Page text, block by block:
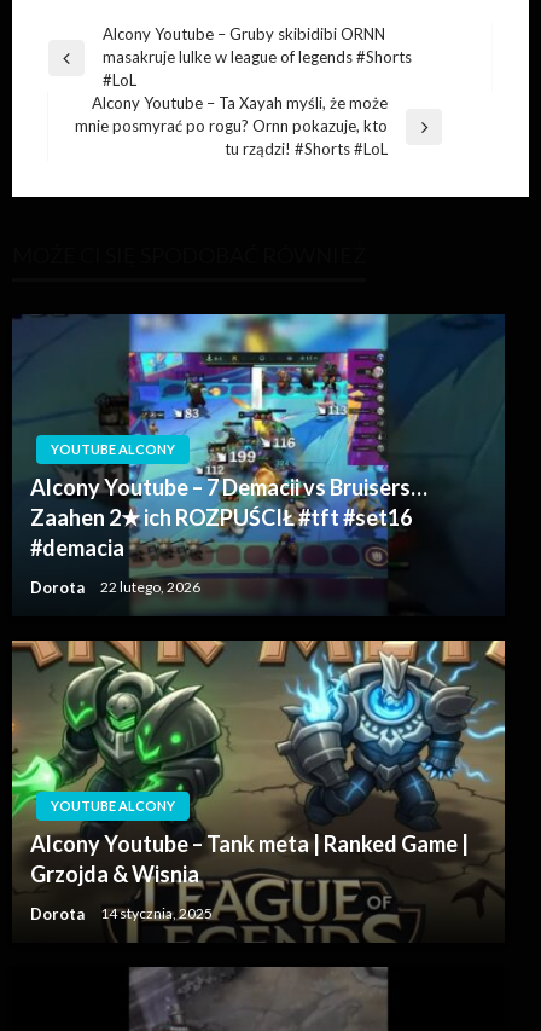
Nawigacja
wpisu
Poprzedni
Alcony Youtube – Gruby skibidibi ORNN
masakruje lulke w league of legends #Shorts
#LoL
Następny
Alcony Youtube – Ta Xayah myśli, że może
mnie posmyrać po rogu? Ornn pokazuje, kto
tu rządzi! #Shorts #LoL
YOUTUBE ALCONY
Alcony Youtube – 7 Demacii vs Bruisers…
Zaahen 2★ ich ROZPUŚCIŁ #tft #set16
#demacia
Dorota 22 lutego, 2026
YOUTUBE ALCONY
Alcony Youtube – Tank meta | Ranked Game |
Grzojda & Wisnia
Dorota 14 stycznia, 2025